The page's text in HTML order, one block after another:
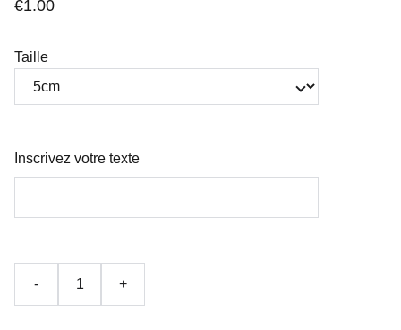
€1.00
Taille
Inscrivez votre texte
- +